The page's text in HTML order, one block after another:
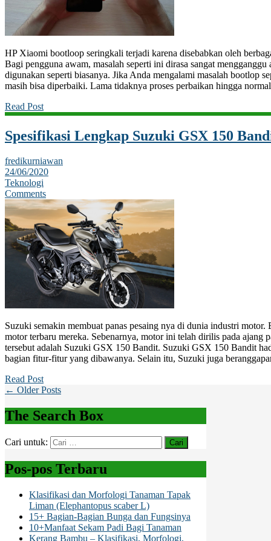
HP Xiaomi bootloop seringkali terjadi karena disebabkan oleh
Bagi pengguna awam, masalah seperti ini dirasa sangat
digunakan seperti biasanya. Jika Anda mengalami masalah bootlop
masih bisa diperbaiki. Lama tidaknya proses perbaikan hingga
Read Post
Spesifikasi Lengkap Suzuki GSX 150
fredikurniawan
24/06/2020
Teknologi
Comments
Suzuki semakin membuat panas pesaing nya di dunia industri
motor terbaru mereka. Sebenarnya, motor ini telah dirilis pada ajang
tersebut adalah Suzuki GSX 150 Bandit. Suzuki GSX 150 Bandit
bagian fitur-fitur yang dibawanya. Selain itu, Suzuki juga
Read Post
← Older Posts
The Search Box
Cari untuk:
Pos-pos Terbaru
Klasifikasi dan Morfologi Tanaman Tapak
Liman (Elephantopus scaber L)
15+ Bagian-Bagian Bunga dan Fungsinya
10+Manfaat Sekam Padi Bagi Tanaman
Kerang Bambu – Klasifikasi, Morfologi,